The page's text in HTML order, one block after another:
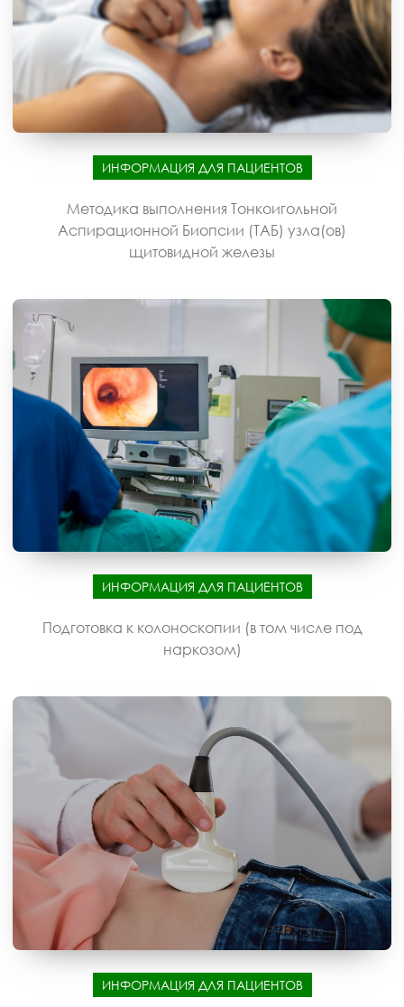
ИНФОРМАЦИЯ ДЛЯ ПАЦИЕНТОВ
Методика выполнения Тонкоигольной
Аспирационной Биопсии (ТАБ) узла(ов)
щитовидной железы
ИНФОРМАЦИЯ ДЛЯ ПАЦИЕНТОВ
Подготовка к колоноскопии (в том числе под
наркозом)
ИНФОРМАЦИЯ ДЛЯ ПАЦИЕНТОВ